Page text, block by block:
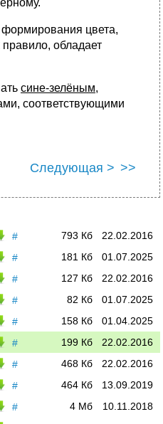
цвета,
обладает
сине-зелёным,
соответствующими
Следующая > >>
# 22.02.2016
793 Кб
#
01.07.2025
181 Кб
#
22.02.2016
127 Кб
#
01.07.2025
82 Кб
#
01.04.2025
158 Кб
#
22.02.2016
199 Кб
#
22.02.2016
468 Кб
#
13.09.2019
464 Кб
#
10.11.2018
4 Мб